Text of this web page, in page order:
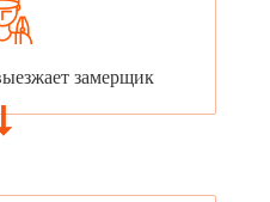
замерщик